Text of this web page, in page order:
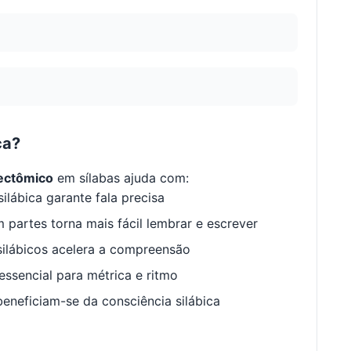
em sílabas ajuda com:
garante fala precisa
torna mais fácil lembrar e escrever
acelera a compreensão
para métrica e ritmo
se da consciência silábica